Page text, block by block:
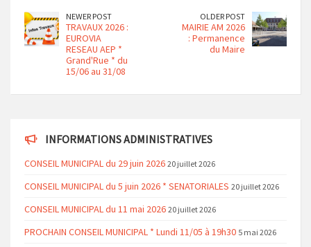
NEWER POST
TRAVAUX 2026 :
EUROVIA
RESEAU AEP *
Grand'Rue * du
15/06 au 31/08
OLDER POST
MAIRIE AM 2026
: Permanence
du Maire
INFORMATIONS ADMINISTRATIVES
CONSEIL MUNICIPAL du 29 juin 2026 20 juillet 2026
CONSEIL MUNICIPAL du 5 juin 2026 * SENATORIALES 20 juillet 2026
CONSEIL MUNICIPAL du 11 mai 2026 20 juillet 2026
PROCHAIN CONSEIL MUNICIPAL * Lundi 11/05 à 19h30 5 mai 2026